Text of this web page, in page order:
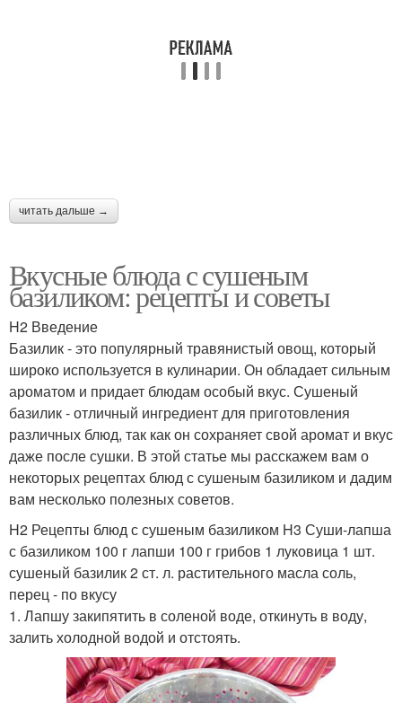
читать дальше →
Вкусные блюда с сушеным
базиликом: рецепты и советы
H2 Введение
Базилик - это популярный травянистый овощ, который
широко используется в кулинарии. Он обладает сильным
ароматом и придает блюдам особый вкус. Сушеный
базилик - отличный ингредиент для приготовления
различных блюд, так как он сохраняет свой аромат и вкус
даже после сушки. В этой статье мы расскажем вам о
некоторых рецептах блюд с сушеным базиликом и дадим
вам несколько полезных советов.
H2 Рецепты блюд с сушеным базиликом H3 Суши-лапша
с базиликом 100 г лапши 100 г грибов 1 луковица 1 шт.
сушеный базилик 2 ст. л. растительного масла соль,
перец - по вкусу
1. Лапшу закипятить в соленой воде, откинуть в воду,
залить холодной водой и отстоять.